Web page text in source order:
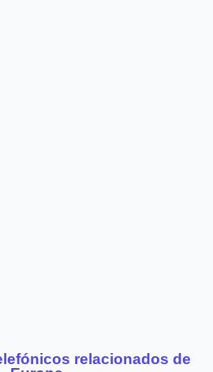
relacionados de